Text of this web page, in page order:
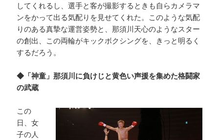
してくれるし、選手と客が撮影するときも自らカメラマ
ンをかって出る気配りを見せてくれた。このような気配
りのある真摯な運営姿勢と、那須川天心のようなスター
の創出、この両輪がキックボクシングを、きっと明るく
するだろう。
◆「神童」那須川に負けじと黄色い声援を集めた格闘家
の武蔵
この
日、女
子の人